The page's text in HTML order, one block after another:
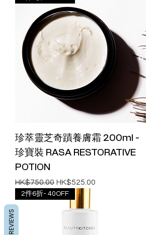
珍萃靈芝奇蹟養膚霜 200ml -
珍寶裝 RASA RESTORATIVE
POTION
一般價格
HK$750.00 促銷價格
HK$525.00
2件6折- 40OFF
REVIEWS